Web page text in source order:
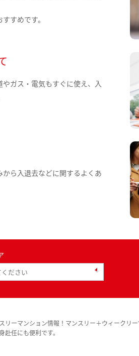
すめです。
ガス・電気もすぐに使え、入
ら入退去などに関するよくあ
ーマンション情報！マンスリー＋ウィークリ
任にも便利です。